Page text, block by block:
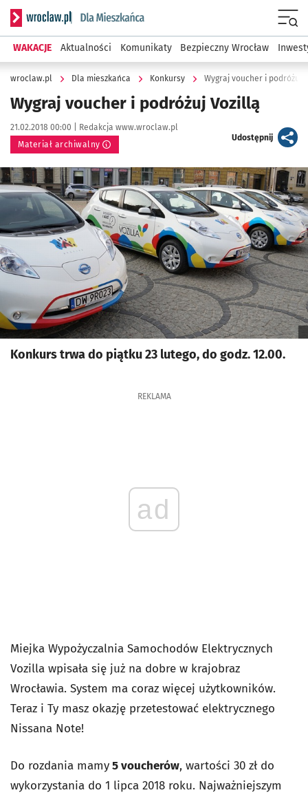
Serwis informacyjny wroclaw.pl podserwis: Dla mieszkańca
WAKACJE Aktualności Komunikaty Bezpieczny Wrocław
wroclaw.pl Dla mieszkańca Konkursy Wygraj voucher i podróżuj
Wygraj voucher i podróżuj Vozillą
Data publikacji:
21.02.2018 00:00 | Autor:
Redakcja www.wroclaw.pl
Materiał archiwalny
Udostępnijartykuł
Kliknij, aby powiększyć
Konkurs trwa do piątku 23 lutego, do godz. 12.00.
REKLAMA
ad
Miejka Wypożyczalnia Samochodów Elektrycznych
Vozilla wpisała się już na dobre w krajobraz
Wrocławia. System ma coraz więcej użytkowników.
Teraz i Ty masz okazję przetestować elektrycznego
Nissana Note!
Do rozdania mamy5 voucherów, wartości 30 zł do
wykorzystania do 1 lipca 2018 roku. Najważniejszym